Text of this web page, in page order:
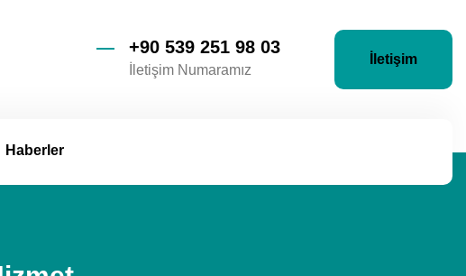
+90 539 251 98 03
İletişim Numaramız
İletişim
Haberler